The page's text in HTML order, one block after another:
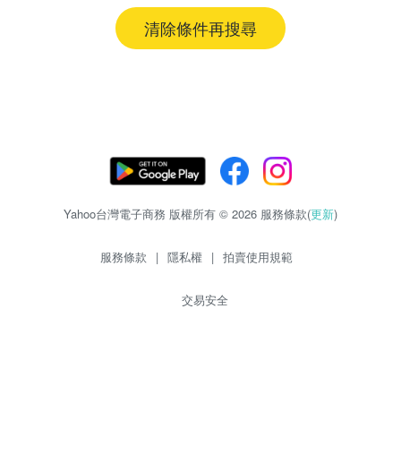
清除條件再搜尋
Yahoo台灣電子商務 版權所有 © 2026 服務條款(更新)
服務條款 | 隱私權 | 拍賣使用規範
交易安全